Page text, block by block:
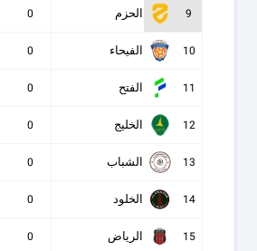
9 الحزم 0
10 الفيحاء 0
11 الفتح 0
12 الخليج 0
13 الشباب 0
14 الخلود 0
15 الرياض 0